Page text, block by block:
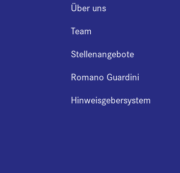
Über uns
Team
Stellenangebote
Romano Guardini
Hinweisgebersystem